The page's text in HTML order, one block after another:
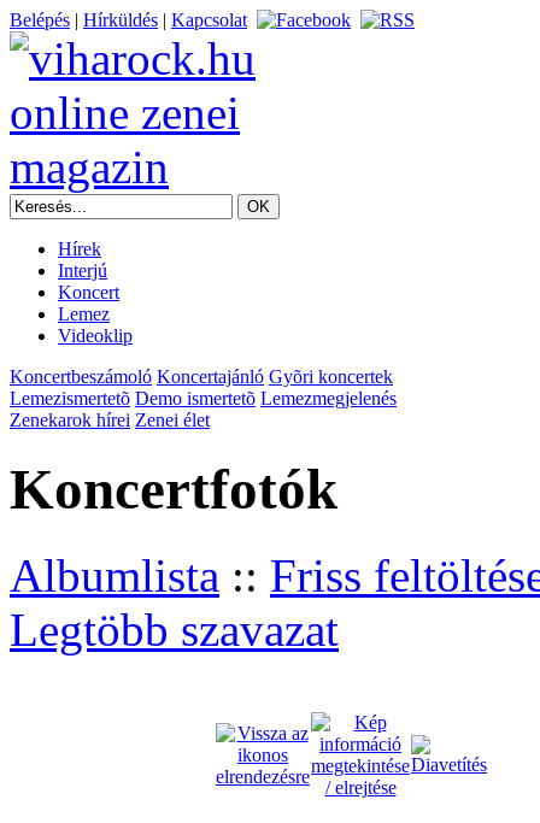
Belépés | Hírküldés | Kapcsolat
Hírek
Interjú
Koncert
Lemez
Videoklip
Koncertbeszámoló Koncertajánló Gyõri koncertek
Lemezismertetõ Demo ismertetõ Lemezmegjelenés
Zenekarok hírei Zenei élet
Koncertfotók
Albumlista :: Friss
Legtöbb szavazat